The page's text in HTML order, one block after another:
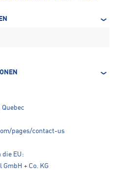
Quebec
pages/contact-us
EU:
+ Co. KG